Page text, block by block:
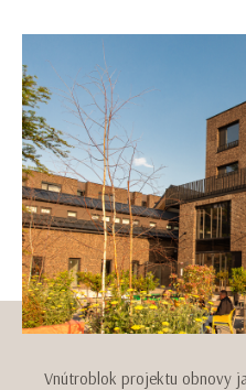
Vnútroblok projektu obnovy